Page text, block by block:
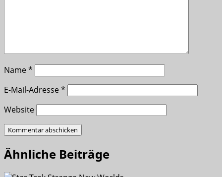
Name*
E-Mail-Adresse*
Website
Ähnliche Beiträge